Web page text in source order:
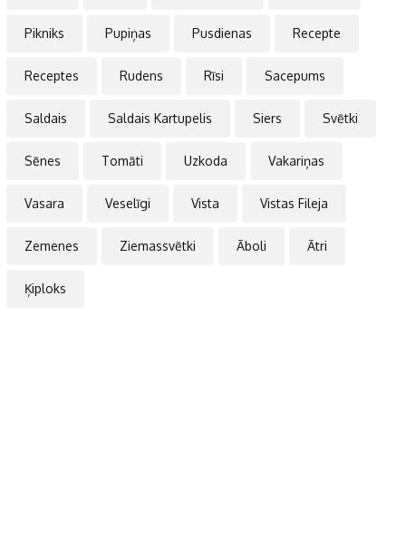
Pikniks Pupiņas Pusdienas Recepte
Receptes Rudens Rīsi Sacepums
Saldais Saldais Kartupelis Siers Svētki
Sēnes Tomāti Uzkoda Vakariņas
Vasara Veselīgi Vista Vistas Fileja
Zemenes Ziemassvētki Āboli Ātri
Ķiploks